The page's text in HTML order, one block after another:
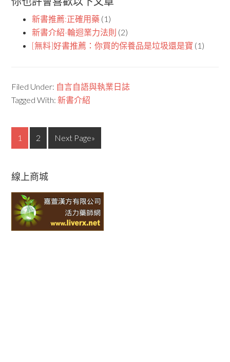
新書推薦:正確用藥 (1)
新書介紹-輪迴業力法則 (2)
[無料]好書推薦：你買的保養品是垃圾還是寶 (1)
Filed Under: 自言自語與執業日誌
Tagged With:新書介紹
1 2 Next Page»
線上商城